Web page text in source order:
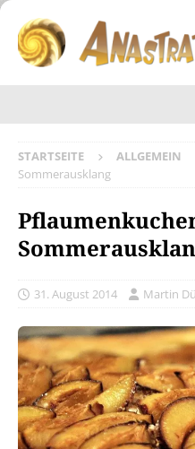
STARTSEITE ALLGEMEIN
Sommerausklang
31. August 2014 Martin